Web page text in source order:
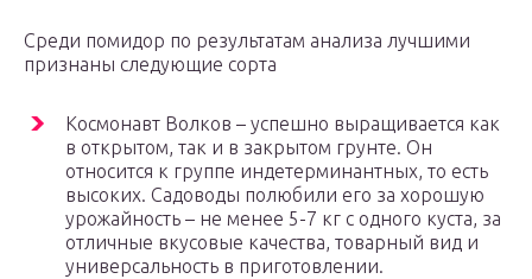
Среди помидор по результатам анализа лучшими
признаны следующие сорта
Космонавт Волков – успешно выращивается как
в открытом, так и в закрытом грунте. Он
относится к группе индетерминантных, то есть
высоких. Садоводы полюбили его за хорошую
урожайность – не менее 5-7 кг с одного куста, за
отличные вкусовые качества, товарный вид и
универсальность в приготовлении.